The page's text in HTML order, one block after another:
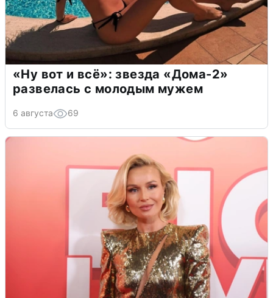
«Ну вот и всё»: звезда «Дома-2»
развелась с молодым мужем
6 августа 69